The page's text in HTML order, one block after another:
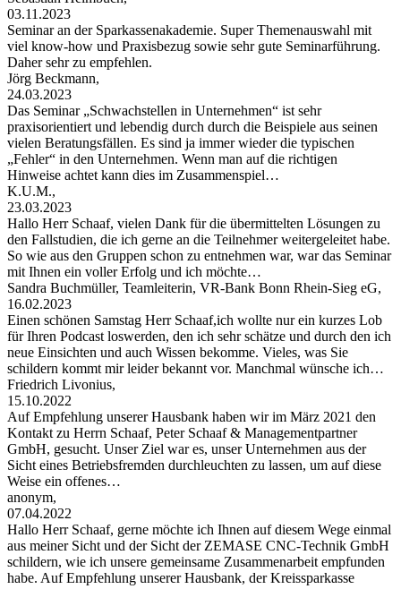
03.11.2023
Seminar an der Sparkassenakademie. Super Themenauswahl mit
viel know-how und Praxisbezug sowie sehr gute Seminarführung.
Daher sehr zu empfehlen.
Jörg Beckmann,
24.03.2023
Das Seminar „Schwachstellen in Unternehmen“ ist sehr
praxisorientiert und lebendig durch durch die Beispiele aus seinen
vielen Beratungsfällen. Es sind ja immer wieder die typischen
„Fehler“ in den Unternehmen. Wenn man auf die richtigen
Hinweise achtet kann dies im Zusammenspiel…
K.U.M.,
23.03.2023
Hallo Herr Schaaf, vielen Dank für die übermittelten Lösungen zu
den Fallstudien, die ich gerne an die Teilnehmer weitergeleitet habe.
So wie aus den Gruppen schon zu entnehmen war, war das Seminar
mit Ihnen ein voller Erfolg und ich möchte…
Sandra Buchmüller, Teamleiterin, VR-Bank Bonn Rhein-Sieg eG,
16.02.2023
Einen schönen Samstag Herr Schaaf,ich wollte nur ein kurzes Lob
für Ihren Podcast loswerden, den ich sehr schätze und durch den ich
neue Einsichten und auch Wissen bekomme. Vieles, was Sie
schildern kommt mir leider bekannt vor. Manchmal wünsche ich…
Friedrich Livonius,
15.10.2022
Auf Empfehlung unserer Hausbank haben wir im März 2021 den
Kontakt zu Herrn Schaaf, Peter Schaaf & Managementpartner
GmbH, gesucht. Unser Ziel war es, unser Unternehmen aus der
Sicht eines Betriebsfremden durchleuchten zu lassen, um auf diese
Weise ein offenes…
anonym,
07.04.2022
Hallo Herr Schaaf, gerne möchte ich Ihnen auf diesem Wege einmal
aus meiner Sicht und der Sicht der ZEMASE CNC-Technik GmbH
schildern, wie ich unsere gemeinsame Zusammenarbeit empfunden
habe. Auf Empfehlung unserer Hausbank, der Kreissparkasse